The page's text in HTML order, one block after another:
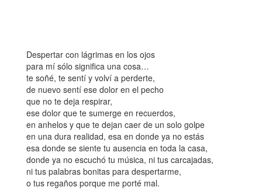
Despertar con lágrimas en los ojos
para mí sólo significa una cosa…
te soñé, te sentí y volví a perderte,
de nuevo sentí ese dolor en el pecho
que no te deja respirar,
ese dolor que te sumerge en recuerdos,
en anhelos y que te dejan caer de un solo golpe
en una dura realidad, esa en donde ya no estás
esa donde se siente tu ausencia en toda la casa,
donde ya no escuchó tu música, ni tus carcajadas,
ni tus palabras bonitas para despertarme,
o tus regaños porque me porté mal.